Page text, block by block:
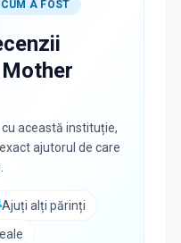
A FOST
această instituție,
ajutorul de care
Ajuți alți părinți